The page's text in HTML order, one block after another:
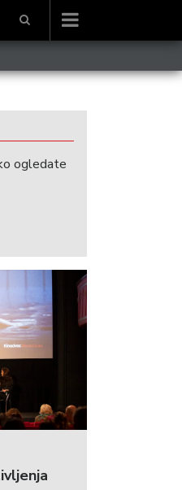
ogledate